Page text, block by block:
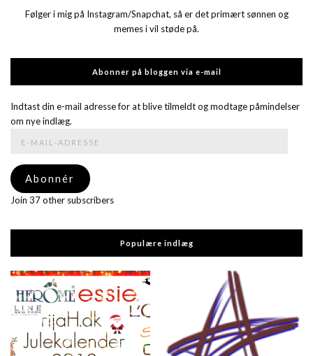
Følger i mig på Instagram/Snapchat, så er det primært sønnen og
memes i vil støde på.
Abonner på bloggen via e-mail
Indtast din e-mail adresse for at blive tilmeldt og modtage påmindelser
om nye indlæg.
adresse
Abonnér
Join 37 other subscribers
Populære indlæg